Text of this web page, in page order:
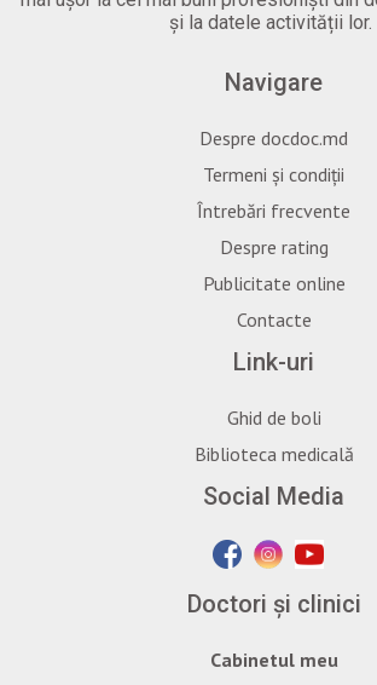
și la datele activității lor.
Navigare
Despre docdoc.md
Termeni și condiții
Întrebări frecvente
Despre rating
Publicitate online
Contacte
Link-uri
Ghid de boli
Biblioteca medicală
Social Media
Doctori și clinici
Cabinetul meu